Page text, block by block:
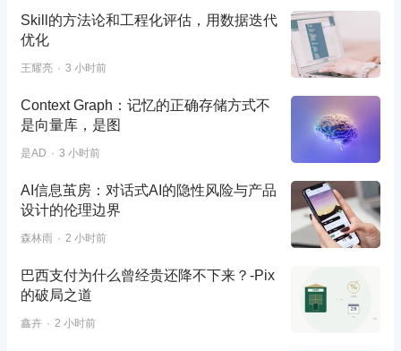
Skill的方法论和工程化评估，用数据迭代
优化
王耀亮 3 小时前
Context Graph：记忆的正确存储方式不
是向量库，是图
是AD 3 小时前
AI信息茧房：对话式AI的隐性风险与产品
设计的伦理边界
森林雨 2 小时前
巴西支付为什么曾经贵还降不下来？-Pix
的破局之道
鑫卉 2 小时前